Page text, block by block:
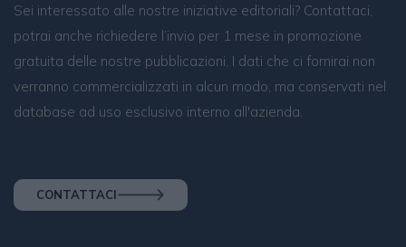
Sei interessato alle nostre iniziative editoriali? Contattaci,
potrai anche richiedere l’invio per 1 mese in promozione
gratuita delle nostre pubblicazioni. I dati che ci fornirai non
verranno commercializzati in alcun modo, ma conservati nel
database ad uso esclusivo interno all'azienda.
CONTATTACI